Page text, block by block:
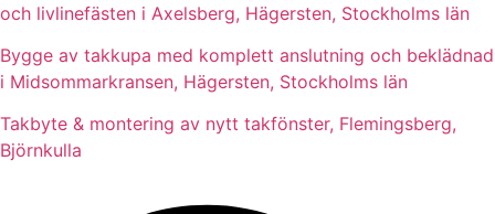
och livlinefästen i Axelsberg, Hägersten, Stockholms län
Bygge av takkupa med komplett anslutning och beklädnad
i Midsommarkransen, Hägersten, Stockholms län
Takbyte & montering av nytt takfönster, Flemingsberg,
Björnkulla